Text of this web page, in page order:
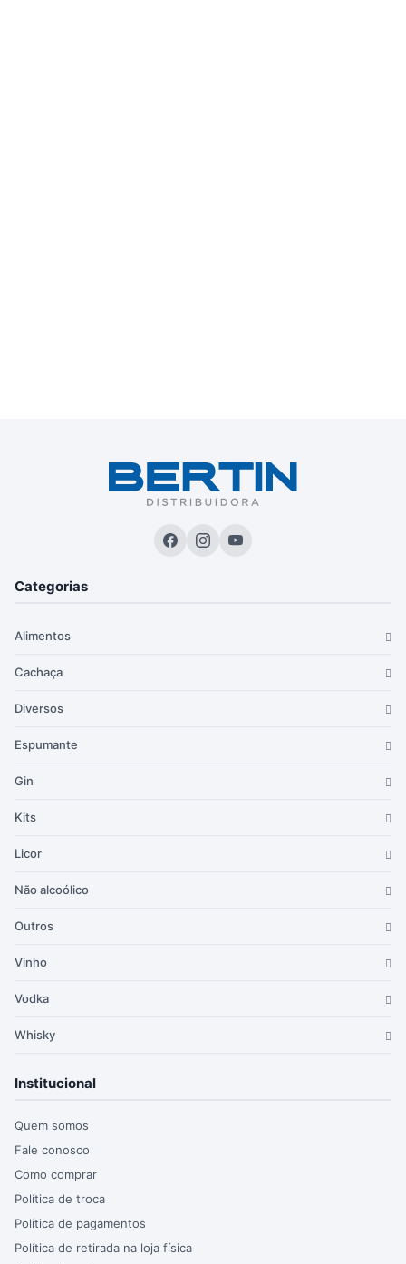
Categorias
Alimentos
Cachaça
Diversos
Espumante
Gin
Kits
Licor
Não alcoólico
Outros
Vinho
Vodka
Whisky
Institucional
Quem somos
Fale conosco
Como comprar
Política de troca
Política de pagamentos
Política de retirada na loja física